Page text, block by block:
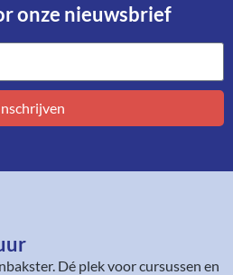
onze nieuwsbrief​
. Dé plek voor cursussen en